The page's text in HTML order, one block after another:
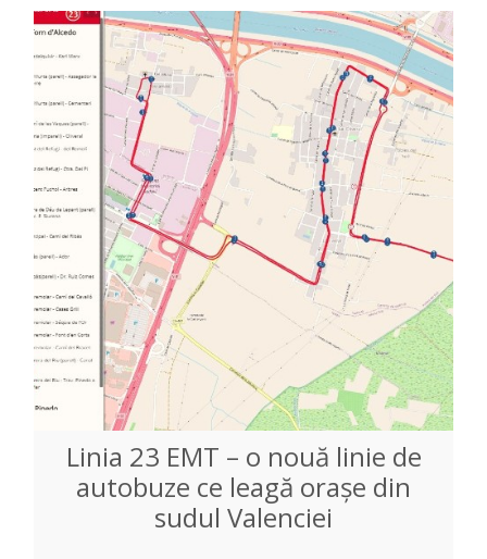
Linia 23 EMT – o nouă linie de
autobuze ce leagă orașe din
sudul Valenciei